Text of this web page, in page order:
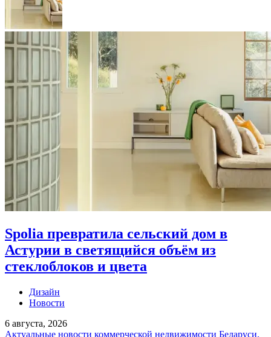
Spolia превратила сельский дом в
Астурии в светящийся объём из
стеклоблоков и цвета
Дизайн
Новости
6 августа, 2026
Актуальные новости коммерческой недвижимости Беларуси.